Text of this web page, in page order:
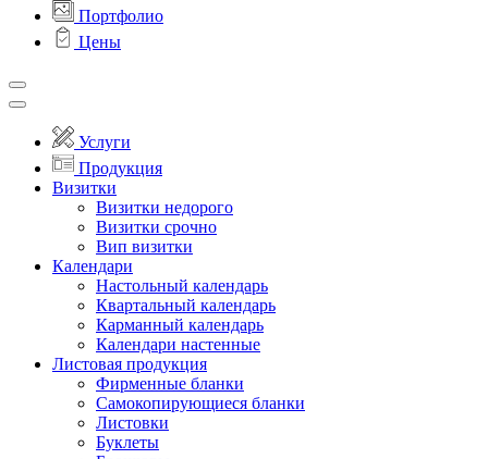
Портфолио
Цены
Услуги
Продукция
Визитки
Визитки недорого
Визитки срочно
Вип визитки
Календари
Настольный календарь
Квартальный календарь
Карманный календарь
Календари настенные
Листовая продукция
Фирменные бланки
Самокопирующиеся бланки
Листовки
Буклеты